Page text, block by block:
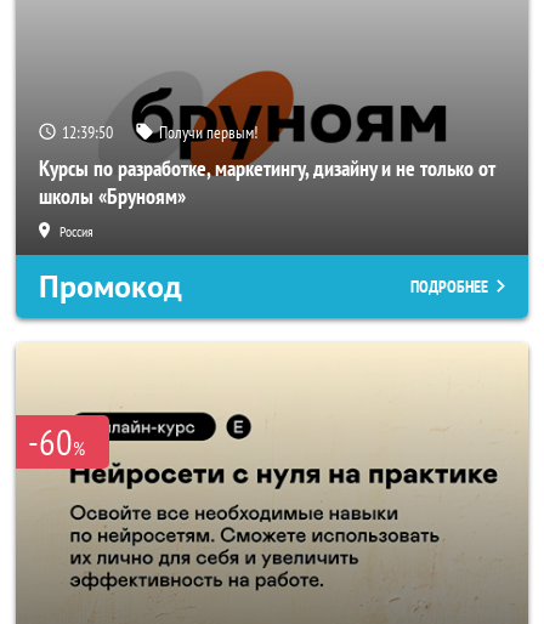
12:39:49 Получи первым!
Курсы по разработке, маркетингу, дизайну и не только от
школы «Бруноям»
Россия
Промокод ПОДРОБНЕЕ
-60%